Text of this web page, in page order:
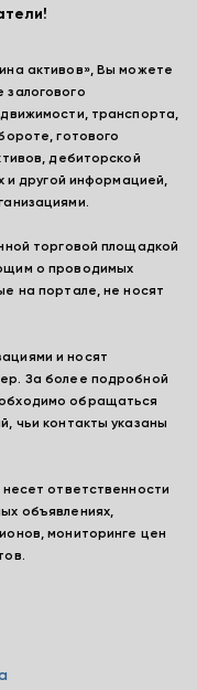
активов», Вы можете
транспорта,
готового
дебиторской
и другой информацией,
торговой площадкой
о проводимых
на портале, не носят
и носят
За более подробной
обращаться
чьи контакты указаны
ответственности
объявлениях,
мониторинге цен